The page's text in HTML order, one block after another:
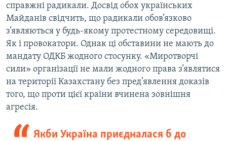
справжні радикали. Досвід обох українських
Майданів свідчить, що радикали обов’язково
з’являються у будь-якому протестному середовищі.
Як і провокатори. Однак ці обставини не мають до
мандату ОДКБ жодного стосунку. «Миротворчі
сили» організації не мали жодного права з’являтися
на території Казахстану без пред’явлення доказів
того, що проти цієї країни вчинена зовнішня
агресія.
Якби Україна приєдналася б до